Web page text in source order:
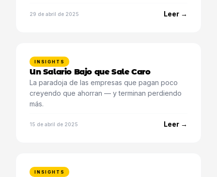
29 de abril de 2025 Leer →
INSIGHTS
Un Salario Bajo que Sale Caro
La paradoja de las empresas que pagan poco
creyendo que ahorran — y terminan perdiendo
más.
15 de abril de 2025 Leer →
INSIGHTS